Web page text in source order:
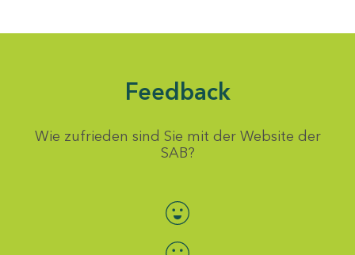
Feedback
Wie zufrieden sind Sie mit der Website der
SAB?
Bewertung auswählen